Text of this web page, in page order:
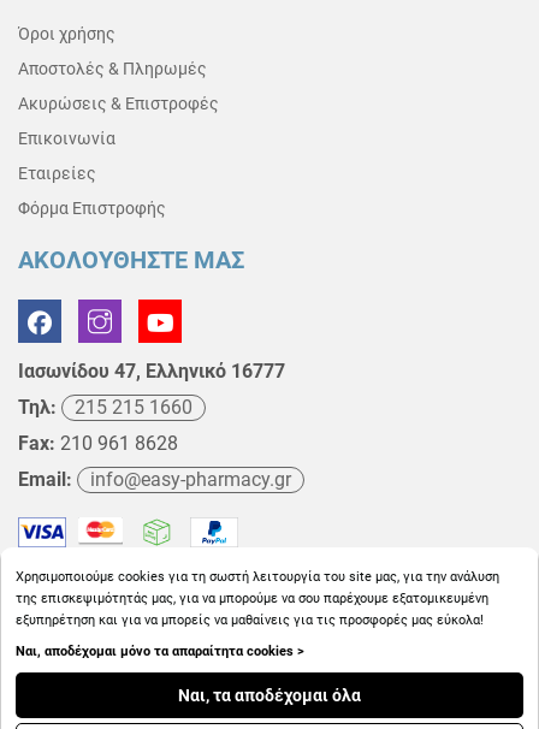
Όροι χρήσης
Αποστολές & Πληρωμές
Ακυρώσεις & Επιστροφές
Επικοινωνία
Εταιρείες
Φόρμα Επιστροφής
ΑΚΟΛΟΥΘΗΣΤΕ ΜΑΣ
Ιασωνίδου 47, Ελληνικό 16777
Τηλ:
215 215 1660
Fax: 210 961 8628
Email:
info@easy-pharmacy.gr
Copyright © 2026EasyPharmacy.gr
Χρησιμοποιούμε cookies για τη σωστή λειτουργία του site μας, για την ανάλυση
της επισκεψιμότητάς μας, για να μπορούμε να σου παρέχουμε εξατομικευμένη
εξυπηρέτηση και για να μπορείς να μαθαίνεις για τις προσφορές μας εύκολα!
Ναι, αποδέχομαι μόνο τα απαραίτητα cookies >
Ναι, τα αποδέχομαι όλα